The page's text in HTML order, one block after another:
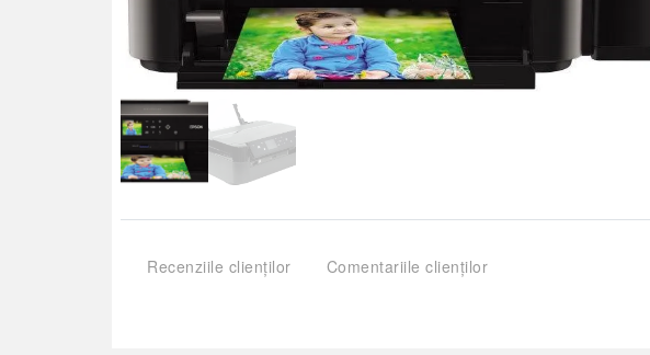
Recenziile clienților Comentariile clienților